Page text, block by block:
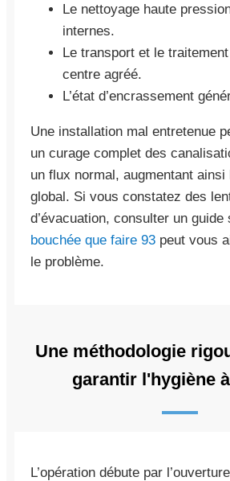
Le nettoyage haute
internes.
Le transport et le
centre agréé.
L’état d’encrassement
Une installation mal entretenue
un curage complet des
un flux normal, augmentant ainsi
global. Si vous constatez des
d’évacuation, consulter un guide
bouchée que faire 93 peut vous
le problème.
Une méthodologie
garantir l'hygiène
L’opération débute par